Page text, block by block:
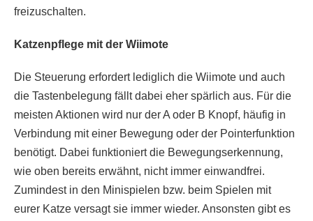
freizuschalten.
Katzenpflege mit der Wiimote
Die Steuerung erfordert lediglich die Wiimote und auch
die Tastenbelegung fällt dabei eher spärlich aus. Für die
meisten Aktionen wird nur der A oder B Knopf, häufig in
Verbindung mit einer Bewegung oder der Pointerfunktion
benötigt. Dabei funktioniert die Bewegungserkennung,
wie oben bereits erwähnt, nicht immer einwandfrei.
Zumindest in den Minispielen bzw. beim Spielen mit
eurer Katze versagt sie immer wieder. Ansonsten gibt es